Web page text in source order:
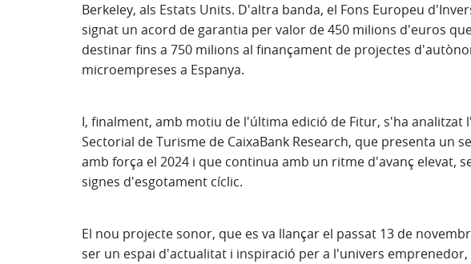
Berkeley, als Estats Units. D'altra banda, el Fons Europeu
signat un acord de garantia per valor de 450 milions d'euros
destinar fins a 750 milions al finançament de projectes
microempreses a Espanya.
I, finalment, amb motiu de l'última edició de Fitur, s'ha analitzat
Sectorial de Turisme de CaixaBank Research, que presenta un
amb força el 2024 i que continua amb un ritme d'avanç elevat,
signes d'esgotament cíclic.
El nou projecte sonor, que es va llançar el passat 13 de
ser un espai d'actualitat i inspiració per a l'univers